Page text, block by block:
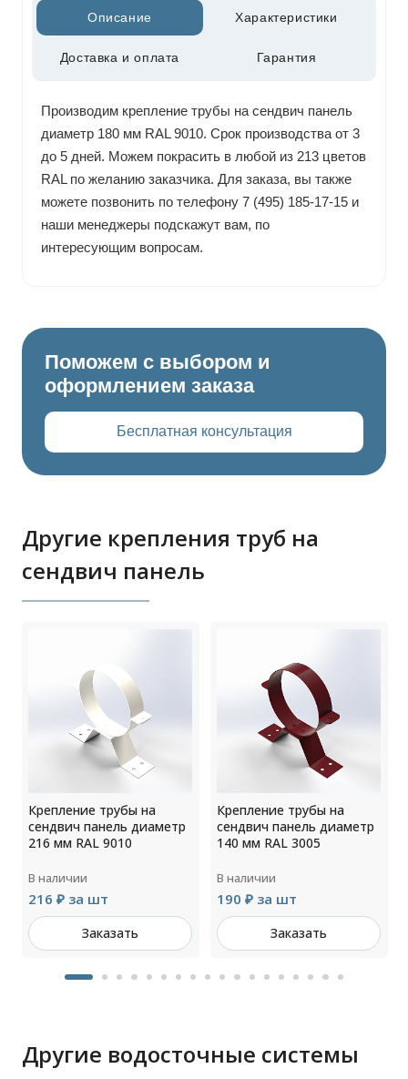
Описание Характеристики
Доставка и оплата Гарантия
Производим крепление трубы на сендвич панель
диаметр 180 мм RAL 9010. Срок производства от 3
до 5 дней. Можем покрасить в любой из 213 цветов
RAL по желанию заказчика. Для заказа, вы также
можете позвонить по телефону 7 (495) 185-17-15 и
наши менеджеры подскажут вам, по
интересующим вопросам.
Поможем с выбором и
оформлением заказа
Бесплатная консультация
Другие крепления труб на
сендвич панель
Крепление трубы на
сендвич панель диаметр
216 мм RAL 9010
В наличии
216 ₽ за шт
Заказать
Крепление трубы на
сендвич панель диаметр
140 мм RAL 3005
В наличии
190 ₽ за шт
Заказать
Другие водосточные системы